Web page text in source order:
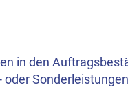
in den